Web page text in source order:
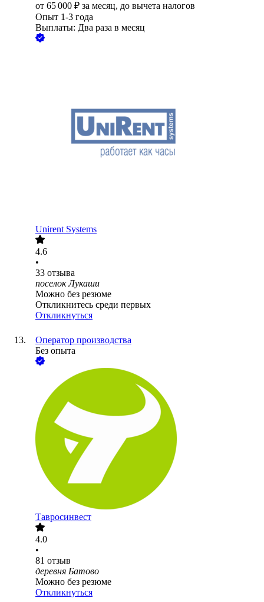
от 65 000 ₽ за месяц, до вычета налогов
Опыт 1-3 года
Выплаты: Два раза в месяц
Unirent Systems
4.6
•
33 отзыва
поселок Лукаши
Можно без резюме
Откликнитесь среди первых
Откликнуться
Оператор производства
Без опыта
Тавросинвест
4.0
•
81 отзыв
деревня Батово
Можно без резюме
Откликнуться